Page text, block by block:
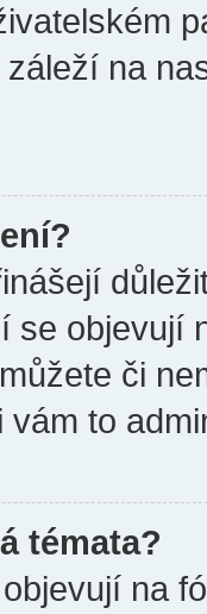
na
se objevují
či
to
témata?
na